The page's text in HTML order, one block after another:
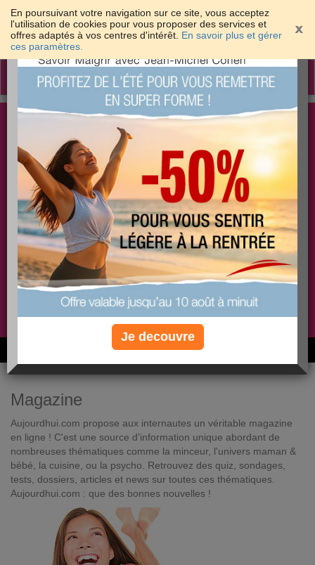
En poursuivant votre navigation sur ce site, vous acceptez
l'utilisation de cookies pour vous proposer des services et
offres adaptés à vos centres d'intérêt. En savoir plus et gérer
ces paramètres.
Toggle
Les meilleures solutions pour maigrir et être bien
dans sa peau
PLUS
EFFICACE
PLUS
SANTÉ
PLUS
COACHING
Non, je préfère le régime gratuit
6M de personnes ont maigri et réappris à manger avec nous
Magazine
Aujourdhui.com propose aux internautes un véritable magazine
en ligne ! C'est une source d'information unique abordant de
nombreuses thématiques comme la minceur, l'univers maman &
bébé, la cuisine, ou la psycho. Retrouvez des quiz, sondages,
tests, dossiers, articles et news sur toutes ces thématiques.
Aujourdhui.com : que des bonnes nouvelles !
×
Je decouvre